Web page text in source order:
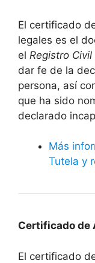
El certificado
legales es el
el Registro
dar fe de la
persona, así
que ha sido
declarado
Más
Tutela y
Certificado de
El certificado